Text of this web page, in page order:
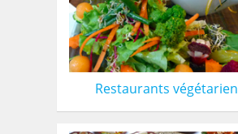
Restaurants végétarien